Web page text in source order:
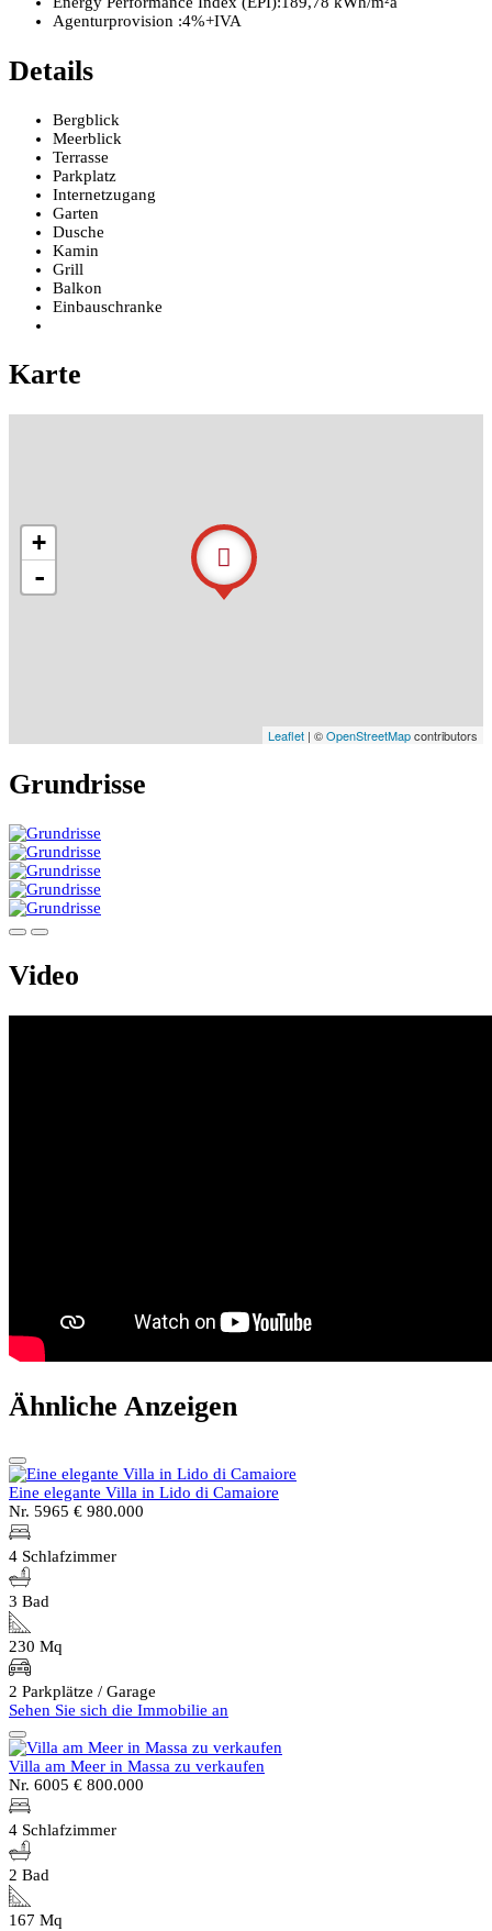
Agenturprovision :4%+IVA
Details
Bergblick
Meerblick
Terrasse
Parkplatz
Internetzugang
Garten
Dusche
Kamin
Grill
Balkon
Einbauschranke
Karte
+
-
Leaflet | ©OpenStreetMapcontributors
Grundrisse
Video
Ähnliche Anzeigen
Eine elegante Villa in Lido di Camaiore
Nr. 5965 € 980.000
4 Schlafzimmer
3 Bad
230 Mq
2 Parkplätze / Garage
Sehen Sie sich die Immobilie an
Villa am Meer in Massa zu verkaufen
Nr. 6005 € 800.000
4 Schlafzimmer
2 Bad
167 Mq